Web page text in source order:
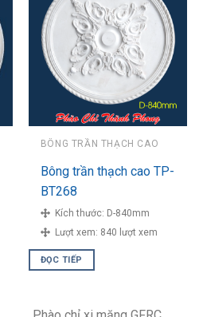
BÔNG TRẦN THẠCH CAO
Bông trần thạch cao TP-
BT268
Kích thước: D-840mm
Lượt xem: 840 lượt xem
ĐỌC TIẾP